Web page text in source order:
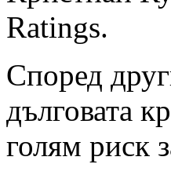
Ratings.
Според
дълговата
голям риск